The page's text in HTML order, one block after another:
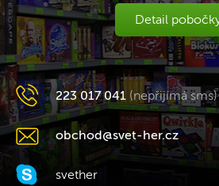
Detail
223 017 041 (nepřijímá sms)
obchod@svet-her.cz
svether